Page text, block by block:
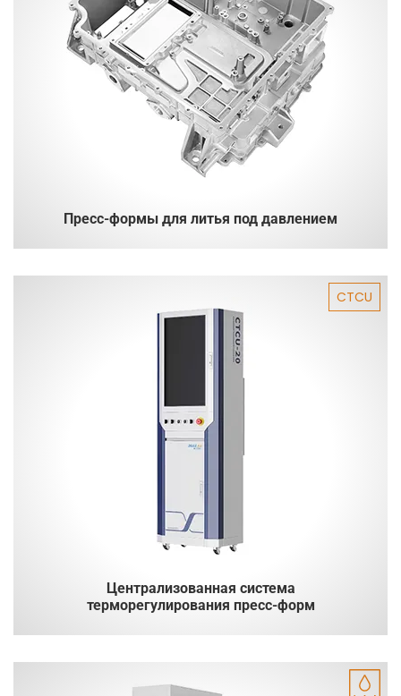
Пресс-формы для литья под давлением
CTCU
Централизованная система
терморегулирования пресс-форм